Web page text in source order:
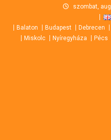
content
szombat,
Balaton Budapest Debrecen
Miskolc
Nyíregyháza Pécs